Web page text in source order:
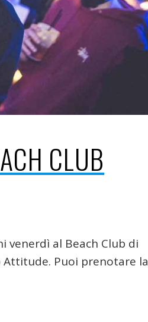
CLUB
venerdì al Beach Club di
Attitude. Puoi prenotare la